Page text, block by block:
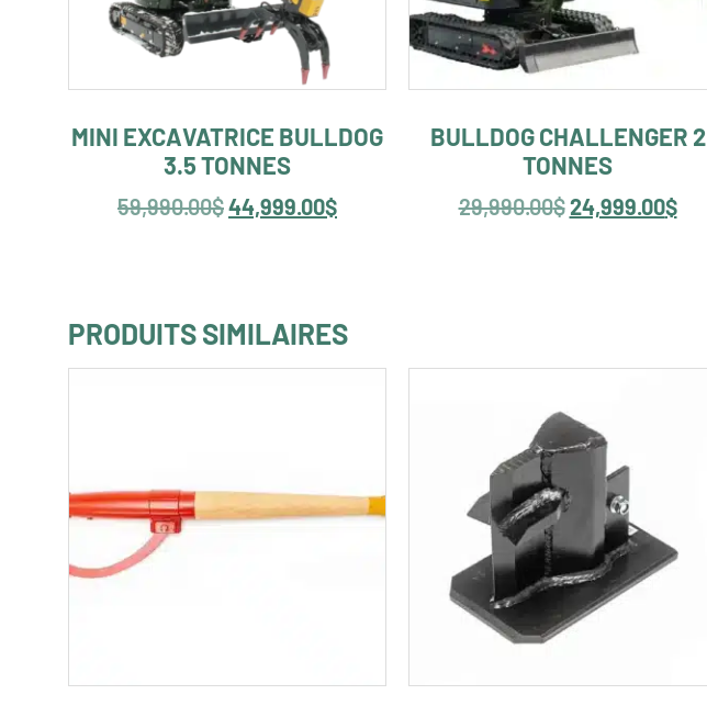
MINI EXCAVATRICE BULLDOG
3.5 TONNES
59,990.00$44,999.00$
BULLDOG CHALLENGER 2
TONNES
29,990.00$24,999.00$
PRODUITS SIMILAIRES